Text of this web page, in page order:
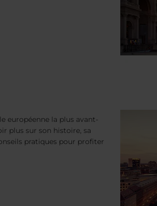
européenne la plus avant-
plus sur son histoire, sa
pratiques pour profiter